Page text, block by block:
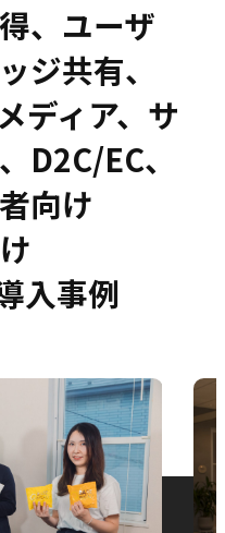
、ユーザ
ジ共有、
ディア、サ
D2C/EC、
向け
入事例